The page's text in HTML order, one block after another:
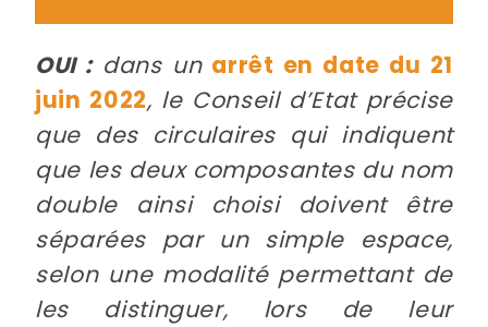
OUI :dans un arrêt en date du 21
juin 2022, le Conseil d’Etat précise
que des circulaires qui indiquent
que les deux composantes du nom
double ainsi choisi doivent être
séparées par un simple espace,
selon une modalité permettant de
les distinguer, lors de leur